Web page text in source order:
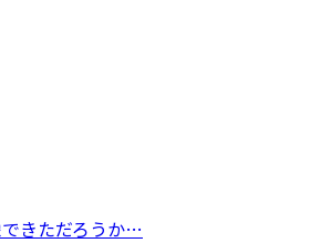
きただろうか…